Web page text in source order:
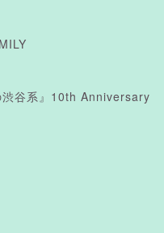
渋谷系』10th Anniversary